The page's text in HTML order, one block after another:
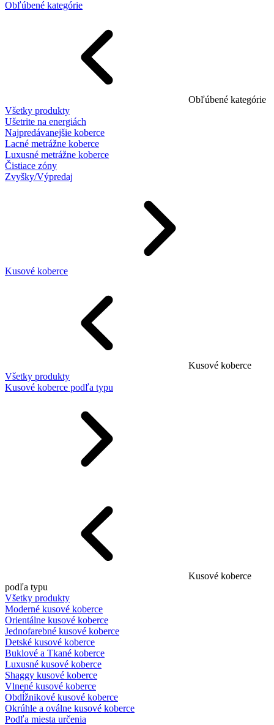
Obľúbené kategórie
Obľúbené kategórie
Všetky produkty
Ušetrite na energiách
Najpredávanejšie koberce
Lacné metrážne koberce
Luxusné metrážne koberce
Čistiace zóny
Zvyšky/Výpredaj
Kusové koberce
Kusové koberce
Všetky produkty
Kusové koberce podľa typu
Kusové koberce
podľa typu
Všetky produkty
Moderné kusové koberce
Orientálne kusové koberce
Jednofarebné kusové koberce
Detské kusové koberce
Buklové a Tkané koberce
Luxusné kusové koberce
Shaggy kusové koberce
Vlnené kusové koberce
Obdĺžnikové kusové koberce
Okrúhle a oválne kusové koberce
Podľa miesta určenia